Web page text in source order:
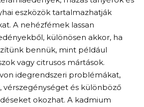
eszközök tartalmazhatják
A nehézfémek lassan
különösen akkor, ha
bennük, mint például
vagy citrusos mártások.
idegrendszeri problémákat,
vérszegénységet és különböző
okozhat. A kadmium